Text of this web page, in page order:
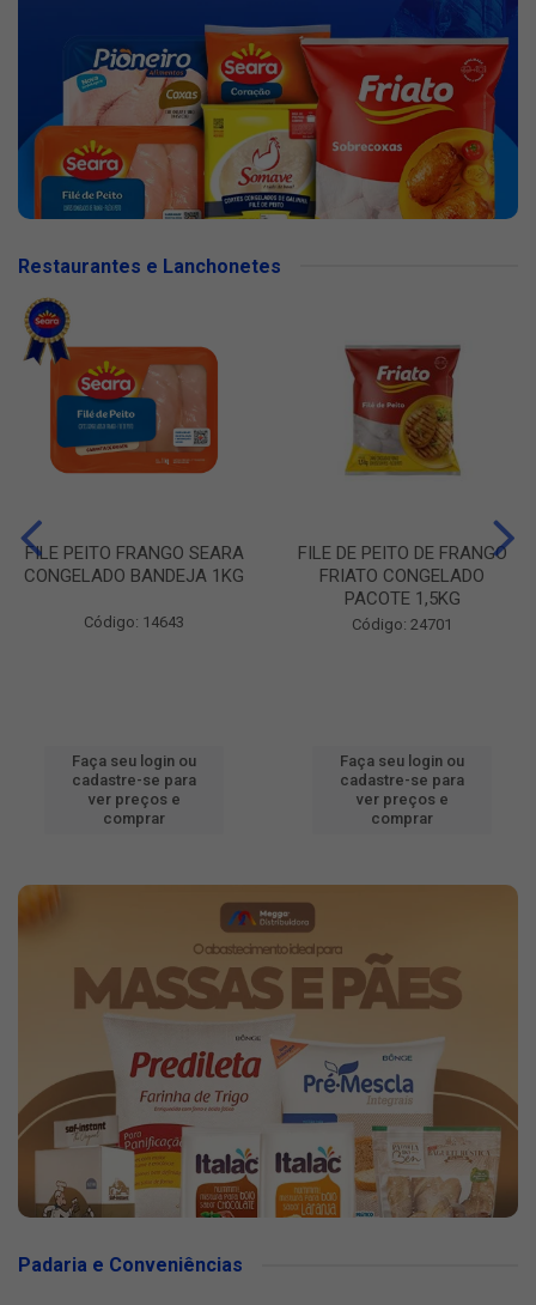
Restaurantes e Lanchonetes
FILE PEITO FRANGO SEARA
CONGELADO BANDEJA 1KG
Código: 14643
Faça seu login ou
cadastre-se para
ver preços e
comprar
FILE DE PEITO DE FRANGO
FRIATO CONGELADO
PACOTE 1,5KG
Código: 24701
Faça seu login ou
cadastre-se para
ver preços e
comprar
Padaria e Conveniências